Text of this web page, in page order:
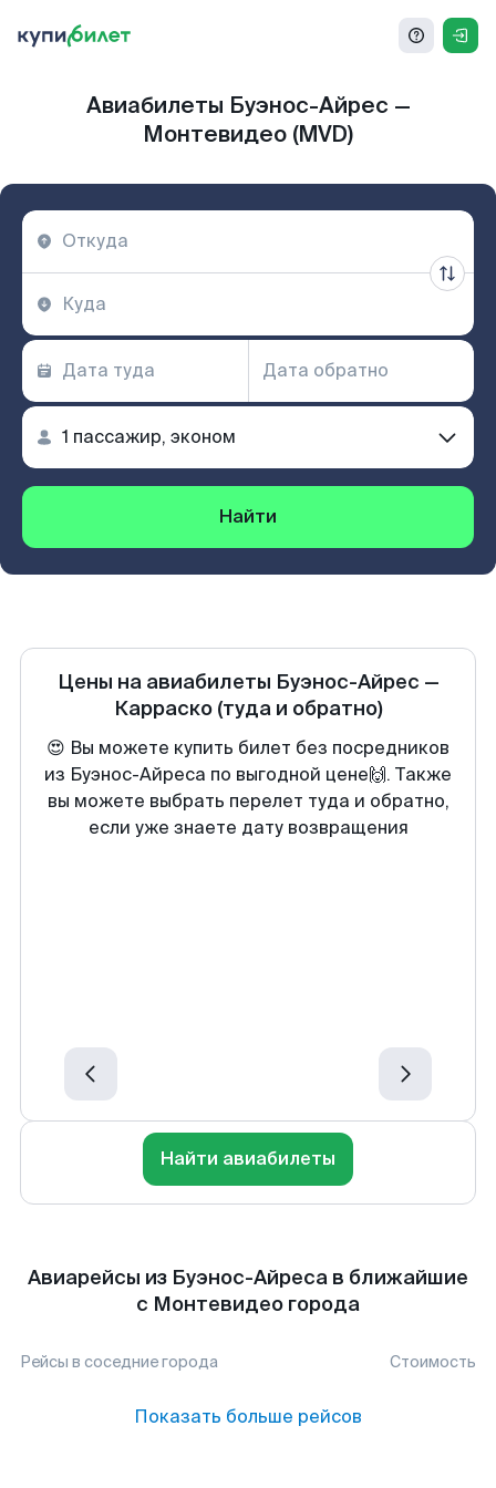
Авиабилеты Буэнос-Айрес —
Монтевидео (MVD)
Найти
Цены на авиабилеты Буэнос-Айрес —
Карраско (туда и обратно)
😍 Вы можете купить билет без посредников
из Буэнос-Айреса по выгодной цене🙌. Также
вы можете выбрать перелет туда и обратно,
если уже знаете дату возвращения
Найти авиабилеты
Авиарейсы из Буэнос-Айреса в ближайшие
с Монтевидео города
Рейсы в соседние города Стоимость
Показать больше рейсов